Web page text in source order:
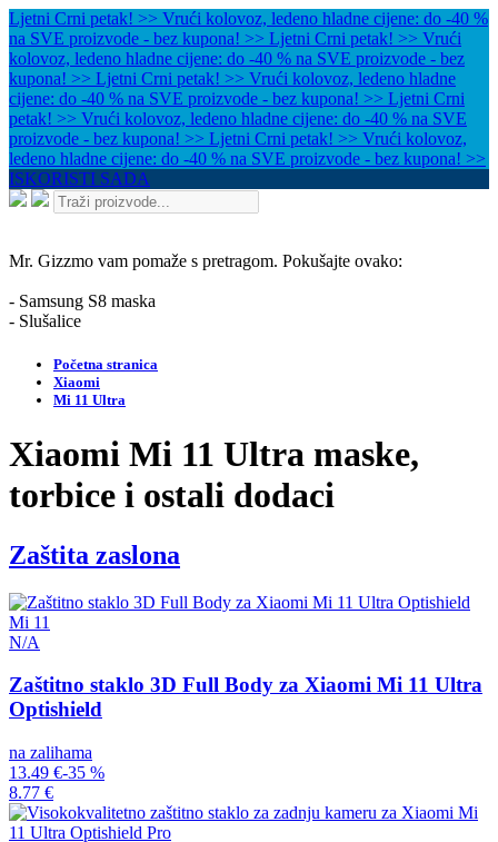
Ljetni Crni petak! >> Vrući kolovoz, ledeno hladne cijene: do -40 %
na SVE proizvode - bez kupona! >> Ljetni Crni petak! >> Vrući
kolovoz, ledeno hladne cijene: do -40 % na SVE proizvode - bez
kupona! >> Ljetni Crni petak! >> Vrući kolovoz, ledeno hladne
cijene: do -40 % na SVE proizvode - bez kupona! >> Ljetni Crni
petak! >> Vrući kolovoz, ledeno hladne cijene: do -40 % na SVE
proizvode - bez kupona! >> Ljetni Crni petak! >> Vrući kolovoz,
ledeno hladne cijene: do -40 % na SVE proizvode - bez kupona! >>
ISKORISTI SADA
Mr. Gizzmo vam pomaže s pretragom. Pokušajte ovako:
- Samsung S8 maska
- Slušalice
Početna stranica
Xiaomi
Mi 11 Ultra
Xiaomi Mi 11 Ultra maske,
torbice i ostali dodaci
Zaštita zaslona
Mi 11
N/A
Zaštitno staklo 3D Full Body za Xiaomi Mi 11 Ultra
Optishield
na zalihama
13.49 €-35 %
8.77 €